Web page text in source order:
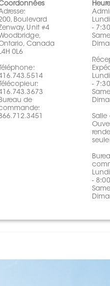
Boulevard
Unit #4
Canada
0L6
Téléphone:
Télécopieur:
de
-
-
Salle
-